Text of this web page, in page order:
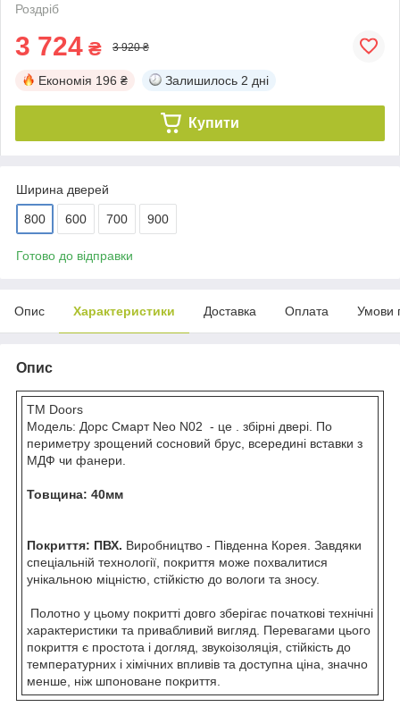
Роздріб
3 724 ₴ 3 920 ₴
Економія 196 ₴ Залишилось 2 дні
Купити
Ширина дверей
800 600 700 900
Готово до відправки
Опис Характеристики Доставка Оплата Умови
Опис
ТМ Doors
Модель: Дорс Смарт Neo N02 - це . збірні двері. По
периметру зрощений сосновий брус, всередині вставки з
МДФ чи фанери.
Товщина: 40мм
Покриття: ПВХ. Виробництво - Південна Корея. Завдяки
спеціальній технології, покриття може похвалитися
унікальною міцністю, стійкістю до вологи та зносу.
Полотно у цьому покритті довго зберігає початкові технічні
характеристики та привабливий вигляд. Перевагами цього
покриття є простота і догляд, звукоізоляція, стійкість до
температурних і хімічних впливів та доступна ціна, значно
менше, ніж шпоноване покриття.